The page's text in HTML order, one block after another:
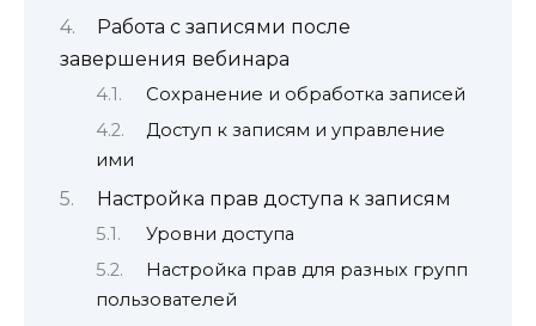
Работа с записями после
завершения вебинара
Сохранение и обработка записей
Доступ к записям и управление
ими
Настройка прав доступа к записям
Уровни доступа
Настройка прав для разных групп
пользователей